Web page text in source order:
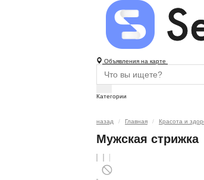
Объявления на карте
Категории
назад Главная Красота и
Мужская стрижка